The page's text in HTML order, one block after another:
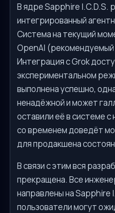
В ядре Sapphire I.C.D.S.
интегрированный
Система на текущий
OpenAI
Интеграция с Grok
экспериментальном
выполнена успешно,
ненадёжной и может
оставили её в системе
со временем доведёт
для продакшена
В связи с этим вся
прекращена. Все
направлены на Sapphire
пользователи могут